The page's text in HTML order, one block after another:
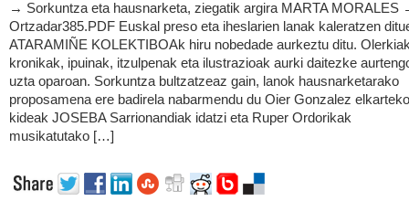
→ Sorkuntza eta hausnarketa, ziegatik argira MARTA MORALES
Ortzadar385.PDF Euskal preso eta iheslarien lanak kaleratzen
ATARAMIÑE KOLEKTIBOAk hiru nobedade aurkeztu ditu.
kronikak, ipuinak, itzulpenak eta ilustrazioak aurki daitezke
uzta oparoan. Sorkuntza bultzatzeaz gain, lanok hausnarketarako
proposamena ere badirela nabarmendu du Oier Gonzalez elkarteko
kideak JOSEBA Sarrionandiak idatzi eta Ruper Ordorikak
musikatutako […]